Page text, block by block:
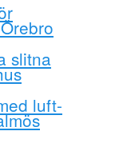
slitna
luft-